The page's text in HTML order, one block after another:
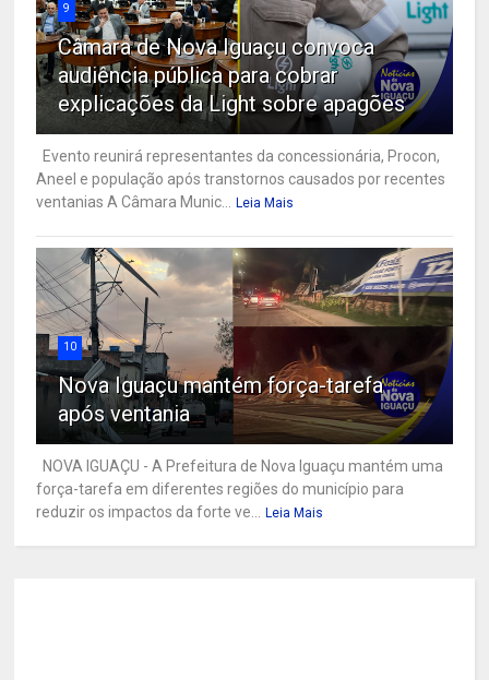
9
Câmara de Nova Iguaçu convoca
audiência pública para cobrar
explicações da Light sobre apagões
Evento reunirá representantes da concessionária, Procon,
Aneel e população após transtornos causados por recentes
ventanias A Câmara Munic...
Leia Mais
10
Nova Iguaçu mantém força-tarefa
após ventania
NOVA IGUAÇU - A Prefeitura de Nova Iguaçu mantém uma
força-tarefa em diferentes regiões do município para
reduzir os impactos da forte ve...
Leia Mais